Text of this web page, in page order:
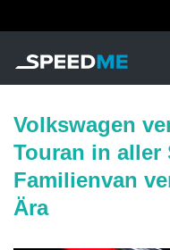
Volkswagen
Touran in
Familienvan
Ära